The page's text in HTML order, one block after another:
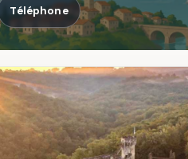
4,8 / 5
Téléphone